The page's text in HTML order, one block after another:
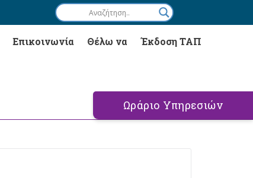
Επικοινωνία Θέλω να Έκδοση ΤΑΠ
Ωράριο Υπηρεσιών